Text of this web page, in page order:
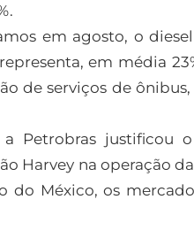
em agosto, o
em média
de serviços de
a Petrobras justificou
Harvey na operação
do México, os